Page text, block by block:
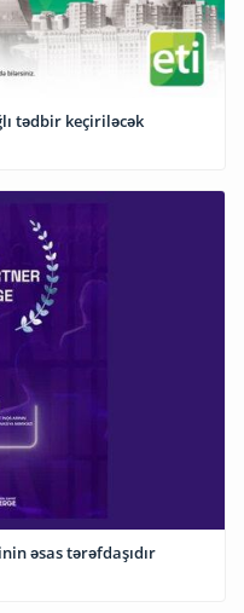
bağlı tədbir keçiriləcək
əsas tərəfdaşıdır